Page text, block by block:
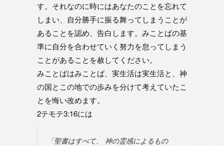
す。それなのに時にはあなたのことを忘れて
しまい、自分勝手に振る舞ってしまうことが
あることを認め、告白します。みことばの基
準に自分を合わせていく努力を怠ってしまう
ことがあることを赦してください。
みことばはみことば、実生活は実生活と、神
の国とこの地での歩みを分けて考えていたこ
とを悔い改めます。
2テモテ3:16には
「聖書はすべて、 神の霊感によるもの